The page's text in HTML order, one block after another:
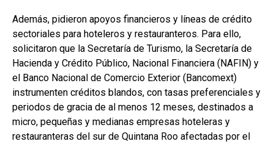
Además, pidieron apoyos financieros y líneas de crédito
sectoriales para hoteleros y restauranteros. Para ello,
solicitaron que la Secretaría de Turismo, la Secretaría de
Hacienda y Crédito Público, Nacional Financiera (NAFIN) y
el Banco Nacional de Comercio Exterior (Bancomext)
instrumenten créditos blandos, con tasas preferenciales y
periodos de gracia de al menos 12 meses, destinados a
micro, pequeñas y medianas empresas hoteleras y
restauranteras del sur de Quintana Roo afectadas por el